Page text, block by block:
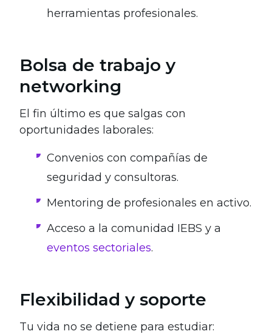
herramientas profesionales.
Bolsa de trabajo y
networking
El fin último es que salgas con
oportunidades laborales:
Convenios con compañías de
seguridad y consultoras.
Mentoring de profesionales en activo.
Acceso a la comunidad IEBS y a
eventos sectoriales.
Flexibilidad y soporte
Tu vida no se detiene para estudiar: